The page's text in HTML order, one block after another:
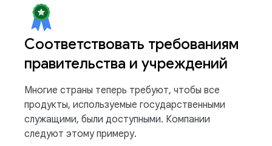
Соответствовать требованиям
правительства и учреждений
Многие страны теперь требуют, чтобы все
продукты, используемые государственными
служащими, были доступными. Компании
следуют этому примеру.